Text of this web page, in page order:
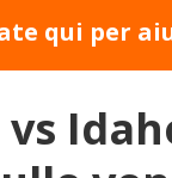
qui per
vs